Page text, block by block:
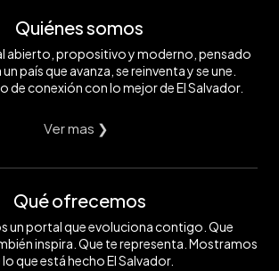
Quiénes somos
abierto, propositivo y moderno, pensado
país que avanza, se reinventa y se une.
de conexión con lo mejor de El Salvador.
Ver mas ❯
Qué ofrecemos
un portal que evoluciona contigo. Que
inspira. Que te representa. Mostramos
lo que está hecho El Salvador.